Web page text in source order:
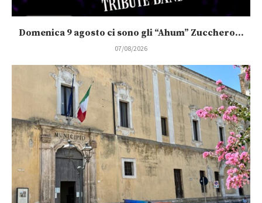
Domenica 9 agosto ci sono gli “Ahum” Zucchero...
07/08/2026